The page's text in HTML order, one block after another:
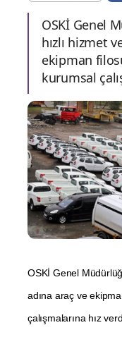
OSKİ Genel
hızlı hizmet
ekipman
kurumsal
OSKİ Genel
adına araç ve
çalışmalarına hız